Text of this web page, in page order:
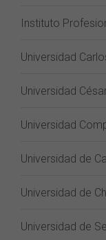
Instituto
Universidad
Universidad
Universidad
Universidad de
Universidad de
Universidad de